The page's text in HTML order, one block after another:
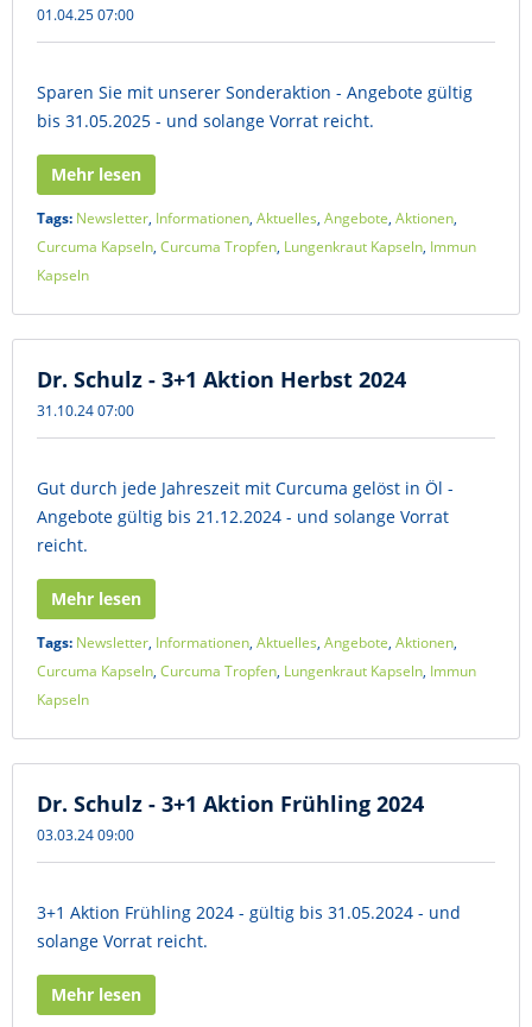
01.04.25 07:00
Sparen Sie mit unserer Sonderaktion - Angebote gültig
bis 31.05.2025 - und solange Vorrat reicht.
Mehr lesen
Tags: Newsletter, Informationen, Aktuelles, Angebote, Aktionen,
Curcuma Kapseln, Curcuma Tropfen, Lungenkraut Kapseln, Immun
Kapseln
Dr. Schulz - 3+1 Aktion Herbst 2024
31.10.24 07:00
Gut durch jede Jahreszeit mit Curcuma gelöst in Öl -
Angebote gültig bis 21.12.2024 - und solange Vorrat
reicht.
Mehr lesen
Tags: Newsletter, Informationen, Aktuelles, Angebote, Aktionen,
Curcuma Kapseln, Curcuma Tropfen, Lungenkraut Kapseln, Immun
Kapseln
Dr. Schulz - 3+1 Aktion Frühling 2024
03.03.24 09:00
3+1 Aktion Frühling 2024 - gültig bis 31.05.2024 - und
solange Vorrat reicht.
Mehr lesen